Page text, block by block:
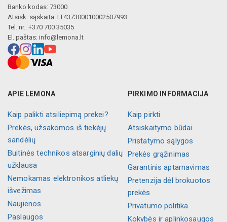
Banko kodas: 73000
Atsisk. sąskaita: LT437300010002507993
Tel. nr.: +370 700 35035
El. paštas: info@lemona.lt
APIE LEMONA
Kaip palikti atsiliepimą prekei?
Prekės, užsakomos iš tiekėjų
sandėlių
Buitinės technikos atsarginių dalių
užklausa
Nemokamas elektronikos atliekų
išvežimas
Naujienos
Paslaugos
PIRKIMO INFORMACIJA
Kaip pirkti
Atsiskaitymo būdai
Pristatymo sąlygos
Prekės grąžinimas
Garantinis aptarnavimas
Pretenzija dėl brokuotos
prekės
Privatumo politika
Kokybės ir aplinkosaugos